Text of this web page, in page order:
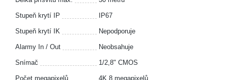
Stupeň krytí IP IP67
Stupeň krytí IK Nepodporuje
Alarmy In / Out Neobsahuje
Snímač 1/2,8" CMOS
Počet megapixelů 4K 8 megapixelů